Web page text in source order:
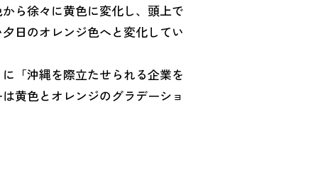
ら徐々に黄色に変化し、頭上で
日のオレンジ色へと変化してい
「沖縄を際立たせられる企業を
黄色とオレンジのグラデーショ